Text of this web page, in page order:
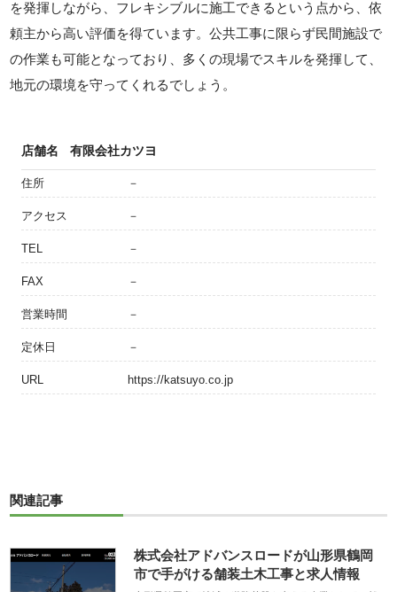
を発揮しながら、フレキシブルに施工できるという点から、依
頼主から高い評価を得ています。公共工事に限らず民間施設で
の作業も可能となっており、多くの現場でスキルを発揮して、
地元の環境を守ってくれるでしょう。
店舗名 有限会社カツヨ
住所 －
アクセス －
TEL －
FAX －
営業時間 －
定休日 －
URL https://katsuyo.co.jp
関連記事
株式会社アドバンスロードが山形県鶴岡
市で手がける舗装土木工事と求人情報